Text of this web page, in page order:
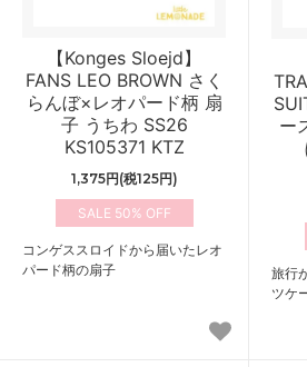
【Konges Sloejd】
FANS LEO BROWN さく
らんぼ×レオパード柄 扇
子 うちわ SS26
KS105371 KTZ
1,375円(税125円)
50%
コンゲススロイドから届いたレオ
パード柄の扇子
ー
旅行
ツケ